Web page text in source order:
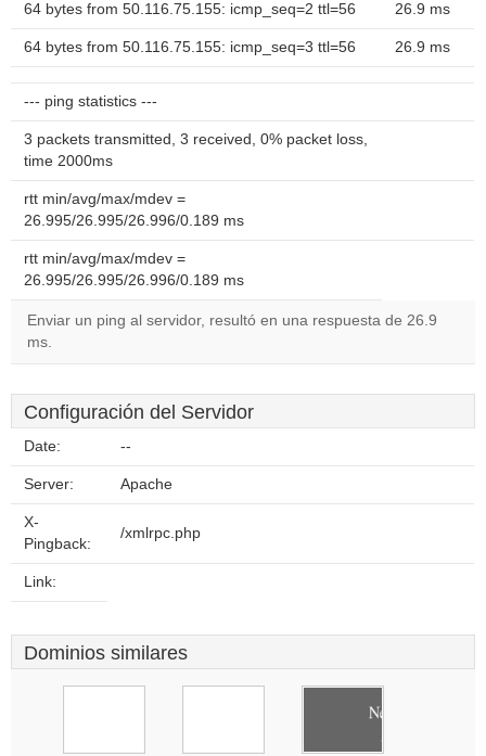
64 bytes from 50.116.75.155: icmp_seq=2 ttl=56 26.9 ms
64 bytes from 50.116.75.155: icmp_seq=3 ttl=56 26.9 ms
--- ping statistics ---
3 packets transmitted, 3 received, 0% packet loss,
time 2000ms
rtt min/avg/max/mdev =
26.995/26.995/26.996/0.189 ms
rtt min/avg/max/mdev =
26.995/26.995/26.996/0.189 ms
Enviar un ping al servidor, resultó en una respuesta de 26.9
ms.
Configuración del Servidor
Date: --
Server: Apache
X-
Pingback:
/xmlrpc.php
Link:
Dominios similares